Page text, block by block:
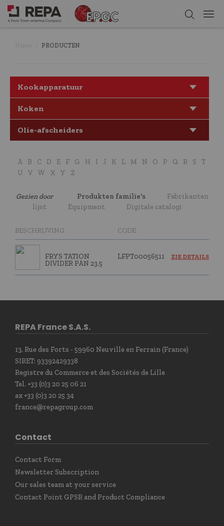
PRODUCTEN
Kookapparatuur
Koken
Olie-afscheiders
A B C D E F G H I J K L M N O P Q R S
T
U
V W X Y Z
Gezien door Produkten familie's
Fabrikanten
lijst
Equipment Digitale catalogi
BESCHRIJVING CODE
FRYS TATION
DIVIDER PAN 23.5
LFPT00056511 ZIE DETAILS
REPA France S.A.S.
13, Rue des Forts - 59960 Neuville en Ferrain (France)
SIRET: 93392429338
Registre du Commerce et des Sociétés de Lille
Tel. +33 (0)3 20 25 06 21
ax +33 (0)3 20 25 34
france@repagroup.com
Contact
Contact Form
Newsletter Subscription
Our sales team at your service
Contact Point GPSR and Product Compliance